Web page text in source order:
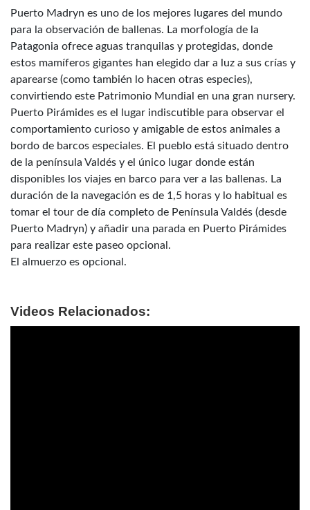
Puerto Madryn es uno de los mejores lugares del mundo
para la observación de ballenas. La morfología de la
Patagonia ofrece aguas tranquilas y protegidas, donde
estos mamíferos gigantes han elegido dar a luz a sus crías y
aparearse (como también lo hacen otras especies),
convirtiendo este Patrimonio Mundial en una gran nursery.
Puerto Pirámides es el lugar indiscutible para observar el
comportamiento curioso y amigable de estos animales a
bordo de barcos especiales. El pueblo está situado dentro
de la península Valdés y el único lugar donde están
disponibles los viajes en barco para ver a las ballenas. La
duración de la navegación es de 1,5 horas y lo habitual es
tomar el tour de día completo de Península Valdés (desde
Puerto Madryn) y añadir una parada en Puerto Pirámides
para realizar este paseo opcional.
El almuerzo es opcional.
Videos Relacionados: